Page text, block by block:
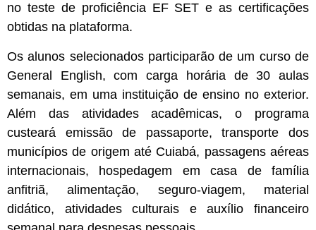
no teste de proficiência EF SET e as certificações
obtidas na plataforma.
Os alunos selecionados participarão de um curso de
General English, com carga horária de 30 aulas
semanais, em uma instituição de ensino no exterior.
Além das atividades acadêmicas, o programa
custeará emissão de passaporte, transporte dos
municípios de origem até Cuiabá, passagens aéreas
internacionais, hospedagem em casa de família
anfitriã, alimentação, seguro-viagem, material
didático, atividades culturais e auxílio financeiro